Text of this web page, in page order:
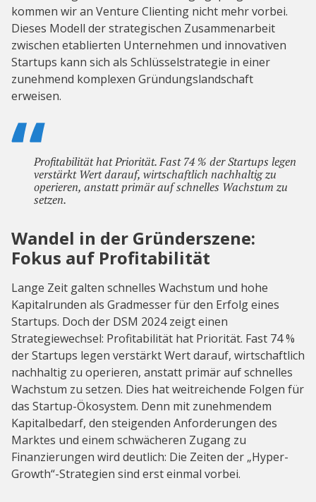
kommen wir an Venture Clienting nicht mehr vorbei.
Dieses Modell der strategischen Zusammenarbeit
zwischen etablierten Unternehmen und innovativen
Startups kann sich als Schlüsselstrategie in einer
zunehmend komplexen Gründungslandschaft
erweisen.
Profitabilität hat Priorität. Fast 74 % der Startups legen
verstärkt Wert darauf, wirtschaftlich nachhaltig zu
operieren, anstatt primär auf schnelles Wachstum zu
setzen.
Wandel in der Gründerszene:
Fokus auf Profitabilität
Lange Zeit galten schnelles Wachstum und hohe
Kapitalrunden als Gradmesser für den Erfolg eines
Startups. Doch der DSM 2024 zeigt einen
Strategiewechsel: Profitabilität hat Priorität. Fast 74 %
der Startups legen verstärkt Wert darauf, wirtschaftlich
nachhaltig zu operieren, anstatt primär auf schnelles
Wachstum zu setzen. Dies hat weitreichende Folgen für
das Startup-Ökosystem. Denn mit zunehmendem
Kapitalbedarf, den steigenden Anforderungen des
Marktes und einem schwächeren Zugang zu
Finanzierungen wird deutlich: Die Zeiten der „Hyper-
Growth“-Strategien sind erst einmal vorbei.